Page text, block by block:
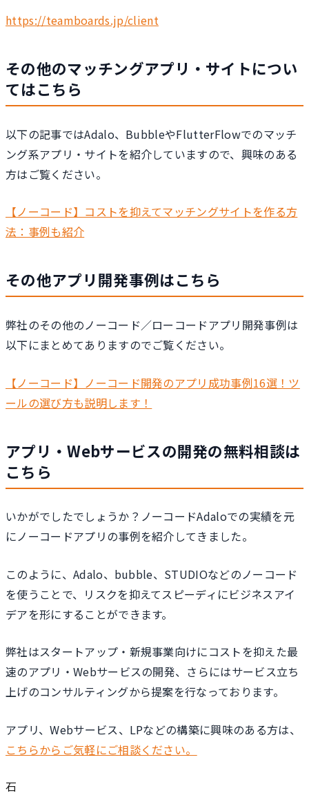
https://teamboards.jp/client
その他のマッチングアプリ・サイトについ
てはこちら
以下の記事ではAdalo、BubbleやFlutterFlowでのマッチ
ング系アプリ・サイトを紹介していますので、興味のある
方はご覧ください。
【ノーコード】コストを抑えてマッチングサイトを作る方
法：事例も紹介
その他アプリ開発事例はこちら
弊社のその他のノーコード／ローコードアプリ開発事例は
以下にまとめてありますのでご覧ください。
【ノーコード】ノーコード開発のアプリ成功事例16選！ツ
ールの選び方も説明します！
アプリ・Webサービスの開発の無料相談は
こちら
いかがでしたでしょうか？ノーコードAdaloでの実績を元
にノーコードアプリの事例を紹介してきました。
このように、Adalo、bubble、STUDIOなどのノーコード
を使うことで、リスクを抑えてスピーディにビジネスアイ
デアを形にすることができます。
弊社はスタートアップ・新規事業向けにコストを抑えた最
速のアプリ・Webサービスの開発、さらにはサービス立ち
上げのコンサルティングから提案を行なっております。
アプリ、Webサービス、LPなどの構築に興味のある方は、
こちらからご気軽にご相談ください。
石